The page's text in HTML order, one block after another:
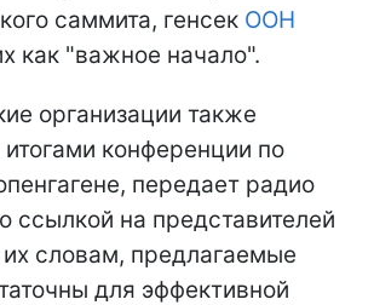
саммита, генсек ООН
как "важное начало".
организации также
конференции по
передает радио
ссылкой на представителей
словам, предлагаемые
для эффективной